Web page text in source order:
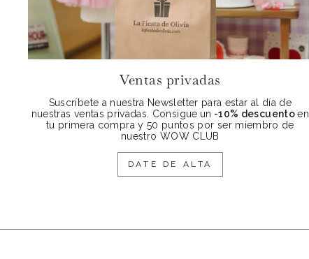
Ventas privadas
Suscríbete a nuestra Newsletter para estar al día de
nuestras ventas privadas. Consigue un -10% descuentoen
tu primera compra y 50 puntos por ser miembro de
nuestro WOW CLUB
DATE DE ALTA